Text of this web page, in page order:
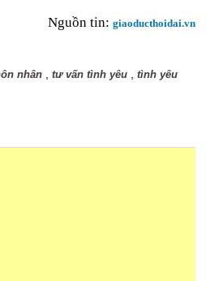
Nguồn tin: giaoducthoidai.vn
nhân ,tư vấn tình yêu ,tình yêu